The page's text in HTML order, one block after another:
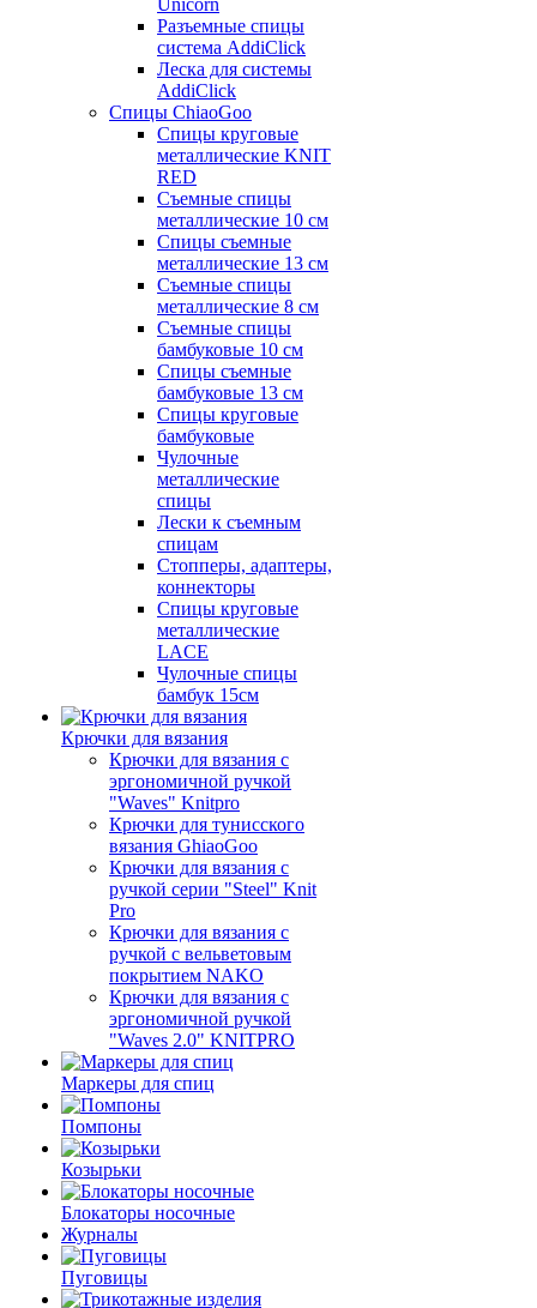
Unicorn
Разъемные спицы
система AddiClick
Леска для системы
AddiClick
Спицы ChiaoGoo
Спицы круговые
металлические KNIT
RED
Съемные спицы
металлические 10 см
Спицы съемные
металлические 13 см
Съемные спицы
металлические 8 см
Съемные спицы
бамбуковые 10 см
Спицы съемные
бамбуковые 13 см
Спицы круговые
бамбуковые
Чулочные
металлические
спицы
Лески к съемным
спицам
Стопперы, адаптеры,
коннекторы
Спицы круговые
металлические
LACE
Чулочные спицы
бамбук 15см
Крючки для вязания
Крючки для вязания с
эргономичной ручкой
"Waves" Knitpro
Крючки для тунисского
вязания GhiaoGoo
Крючки для вязания с
ручкой серии "Steel" Knit
Pro
Крючки для вязания с
ручкой с вельветовым
покрытием NAKO
Крючки для вязания с
эргономичной ручкой
"Waves 2.0" KNITPRO
Маркеры для спиц
Помпоны
Козырьки
Блокаторы носочные
Журналы
Пуговицы